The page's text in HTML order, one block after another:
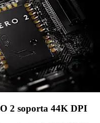
2 soporta 44K DPI